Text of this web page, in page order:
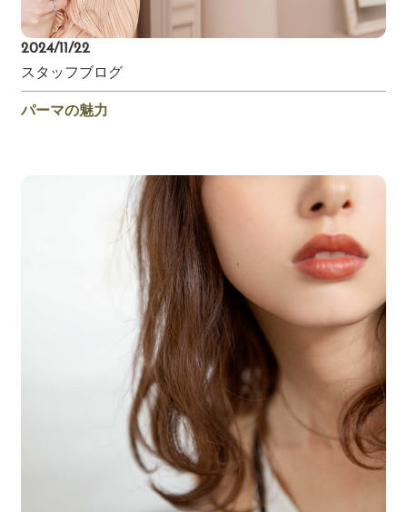
2024/11/22
スタッフブログ
パーマの魅力